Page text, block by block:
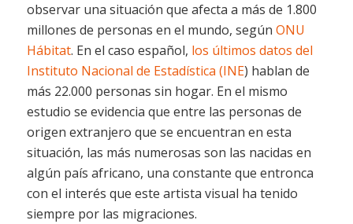
observar una situación que afecta a más de 1.800
millones de personas en el mundo, según ONU
Hábitat. En el caso español, los últimos datos del
Instituto Nacional de Estadística (INE) hablan de
más 22.000 personas sin hogar. En el mismo
estudio se evidencia que entre las personas de
origen extranjero que se encuentran en esta
situación, las más numerosas son las nacidas en
algún país africano, una constante que entronca
con el interés que este artista visual ha tenido
siempre por las migraciones.